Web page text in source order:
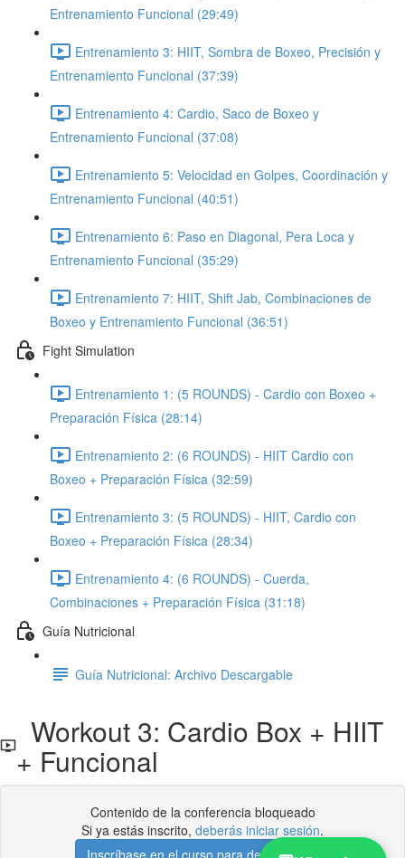
Entrenamiento Funcional (29:49)
Entrenamiento 3: HIIT, Sombra de Boxeo, Precisión y
Entrenamiento Funcional (37:39)
Entrenamiento 4: Cardio, Saco de Boxeo y
Entrenamiento Funcional (37:08)
Entrenamiento 5: Velocidad en Golpes, Coordinación y
Entrenamiento Funcional (40:51)
Entrenamiento 6: Paso en Diagonal, Pera Loca y
Entrenamiento Funcional (35:29)
Entrenamiento 7: HIIT, Shift Jab, Combinaciones de
Boxeo y Entrenamiento Funcional (36:51)
Fight Simulation
Entrenamiento 1: (5 ROUNDS) - Cardio con Boxeo +
Preparación Física (28:14)
Entrenamiento 2: (6 ROUNDS) - HIIT Cardio con
Boxeo + Preparación Física (32:59)
Entrenamiento 3: (5 ROUNDS) - HIIT, Cardio con
Boxeo + Preparación Física (28:34)
Entrenamiento 4: (6 ROUNDS) - Cuerda,
Combinaciones + Preparación Física (31:18)
Guía Nutricional
Guía Nutricional: Archivo Descargable
Workout 3: Cardio Box + HIIT
+ Funcional
Contenido de la conferencia bloqueado
Si ya estás inscrito, deberás iniciar sesión.
Inscríbase en el curso para desbloquear